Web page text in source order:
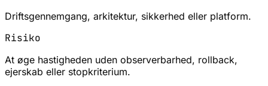
Driftsgennemgang, arkitektur, sikkerhed eller platform.
Risiko
At øge hastigheden uden observerbarhed, rollback,
ejerskab eller stopkriterium.